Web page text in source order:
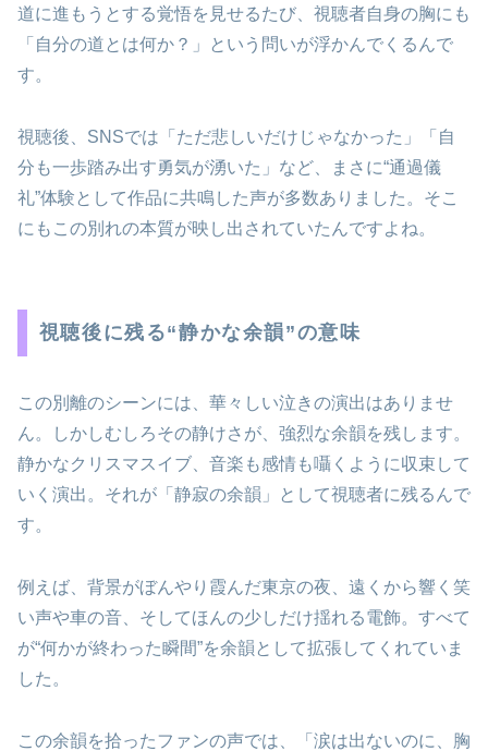
道に進もうとする覚悟を見せるたび、視聴者自身の胸にも
「自分の道とは何か？」という問いが浮かんでくるんで
す。
視聴後、SNSでは「ただ悲しいだけじゃなかった」「自
分も一歩踏み出す勇気が湧いた」など、まさに“通過儀
礼”体験として作品に共鳴した声が多数ありました。そこ
にもこの別れの本質が映し出されていたんですよね。
視聴後に残る“静かな余韻”の意味
この別離のシーンには、華々しい泣きの演出はありませ
ん。しかしむしろその静けさが、強烈な余韻を残します。
静かなクリスマスイブ、音楽も感情も囁くように収束して
いく演出。それが「静寂の余韻」として視聴者に残るんで
す。
例えば、背景がぼんやり霞んだ東京の夜、遠くから響く笑
い声や車の音、そしてほんの少しだけ揺れる電飾。すべて
が“何かが終わった瞬間”を余韻として拡張してくれていま
した。
この余韻を拾ったファンの声では、「涙は出ないのに、胸